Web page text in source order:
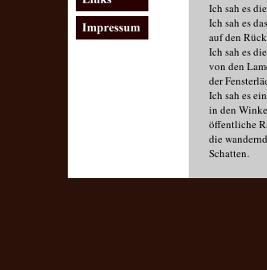
Ich sah es
Ich sah es
auf den
Ich sah es
von den
der
Ich sah es
in den
öffentliche
die
Schatten.